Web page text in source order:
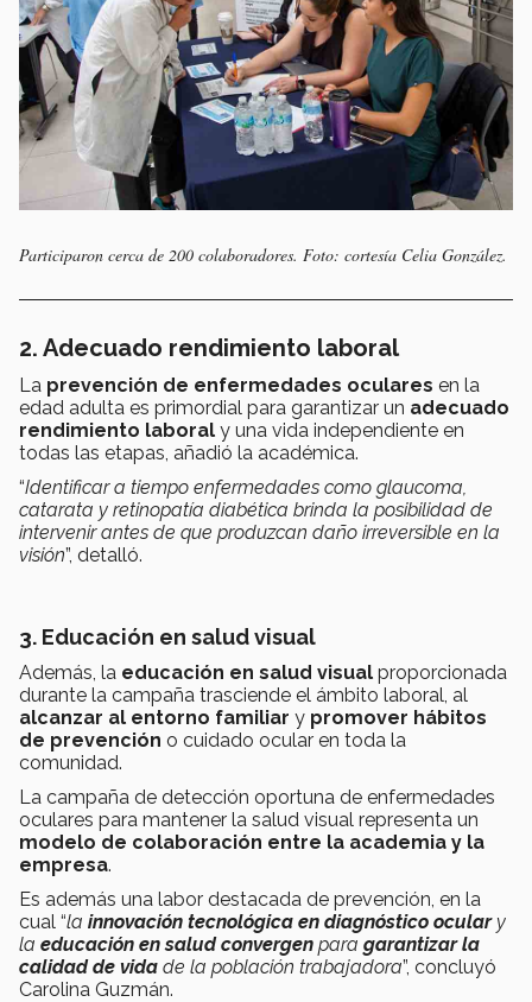
Participaron cerca de 200 colaboradores. Foto: cortesía Celia González.
2. Adecuado rendimiento laboral
La prevención de enfermedades oculares en la
edad adulta es primordial para garantizar un adecuado
rendimiento laboral y una vida independiente en
todas las etapas, añadió la académica.
“Identificar a tiempo enfermedades como glaucoma,
catarata y retinopatía diabética brinda la posibilidad de
intervenir antes de que produzcan daño irreversible en la
visión”, detalló.
3. Educación en salud visual
Además, la educación en salud visual proporcionada
durante la campaña trasciende el ámbito laboral, al
alcanzar al entorno familiar y promover hábitos
de prevención o cuidado ocular en toda la
comunidad.
La campaña de detección oportuna de enfermedades
oculares para mantener la salud visual representa un
modelo de colaboración entre la academia y la
empresa.
Es además una labor destacada de prevención, en la
cual “la innovación tecnológica en diagnóstico oculary
la educación en salud convergen para garantizar la
calidad de vida de la población trabajadora”, concluyó
Carolina Guzmán.